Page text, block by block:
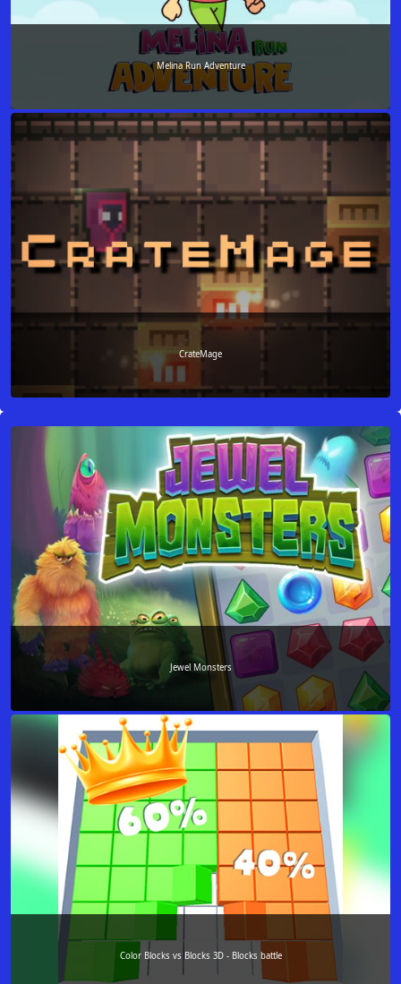
Melina Run Adventure
CrateMage
Jewel Monsters
Color Blocks vs Blocks 3D - Blocks battle